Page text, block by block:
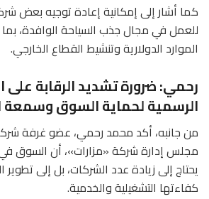
كما أشار إلى إمكانية إعادة توجيه بعض
للعمل في مجال جذب السياحة الوافدة،
الموارد الدولارية وتنشيط القطاع الخارجي.
رحمي: ضرورة تشديد الرقابة على
الرسمية لحماية السوق وسمعة
من جانبه، أكد محمد رحمي، عضو غرفة
مجلس إدارة شركة «مزارات»، أن السوق في
يحتاج إلى زيادة عدد الشركات، بل إلى
كفاءتها التشغيلية والخدمية.